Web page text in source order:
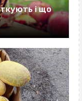
і що